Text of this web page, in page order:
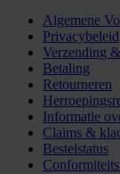
Algemene
Privacybeleid
Verzending
Betaling
Retourneren
Informatie
Claims &
Bestelstatus